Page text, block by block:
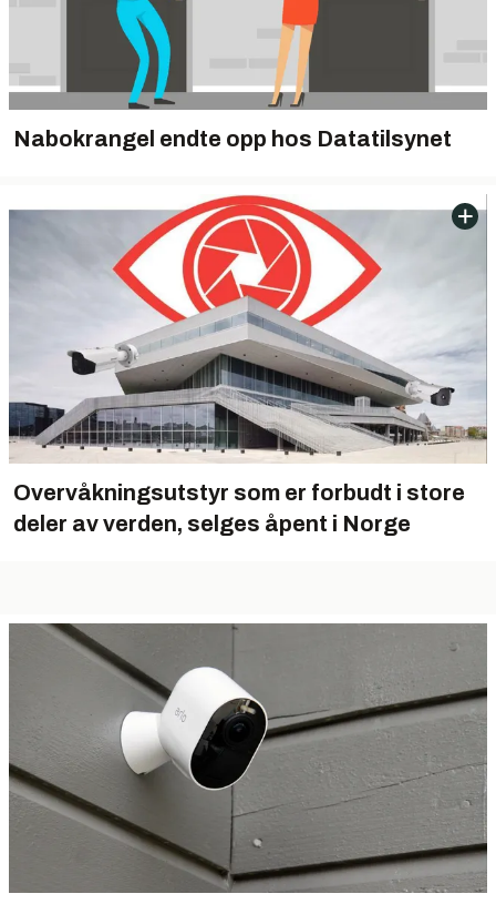
Nabokrangel endte opp hos Datatilsynet
Overvåkningsutstyr som er forbudt i store
deler av verden, selges åpent i Norge